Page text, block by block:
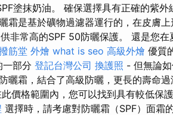
塗抹奶油。 確保選擇具有正確的紫外
霜是基於礦物過濾器運行的，在皮膚
常高的SPF 50防曬保護。 還是您在
筋堂 外燴 what is seo 高級外燴 優質
一部分 登記台灣公司 換護照 - 但無論如
曬霜，結合了高級防曬，更長的壽命
價格範圍內，您可以找到具有較低保
選擇時，請考慮對防曬霜（SPF）面霜